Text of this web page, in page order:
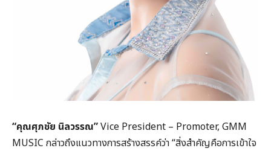
“คุณศุภชัย นิลวรรณ”Vice President – Promoter, GMM
MUSIC กล่าวถึงแนวทางการสร้างสรรค์ว่า “สิ่งสำคัญคือการเข้าใจ